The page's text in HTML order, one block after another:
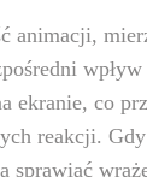
animacji,
ekranie, co
reakcji.
sprawiać